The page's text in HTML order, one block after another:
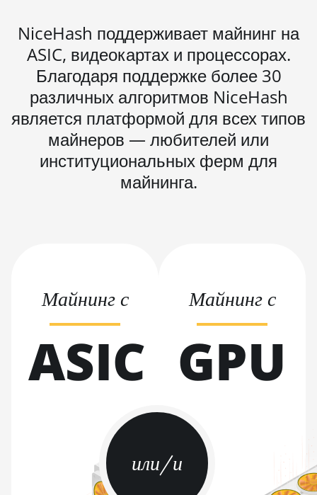
BITMAIN AntMiner S21
Immersion (301Th)
BITMAIN AntMiner S21 Pro
BITMAIN AntMiner S21 XP
(270Th)
BITMAIN AntMiner S21 XP Hyd
(473Th)
BITMAIN AntMiner S21 XP
Immersion (300Th)
BITMAIN AntMiner S21+ Hyd
Hyd (430Th)
BITMAIN AntMiner S21e XP
BITMAIN AntMiner S21j XP Hyd
BITMAIN AntMiner S9
BITMAIN AntMiner S9 SE
NiceHash поддерживает майнинг на
ASIC, видеокартах и процессорах.
Благодаря поддержке более 30
различных алгоритмов NiceHash
является платформой для всех типов
майнеров — любителей или
институциональных ферм для
майнинга.
или/и
Майнинг с
ASIC
Майнинг с
GPU